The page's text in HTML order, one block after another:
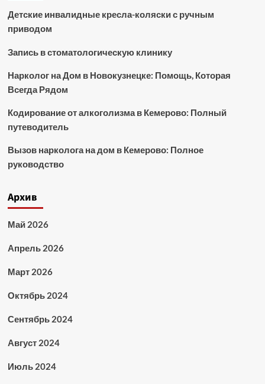
Детские инвалидные кресла-коляски с ручным
приводом
Запись в стоматологическую клинику
Нарколог на Дом в Новокузнецке: Помощь, Которая
Всегда Рядом
Кодирование от алкоголизма в Кемерово: Полный
путеводитель
Вызов нарколога на дом в Кемерово: Полное
руководство
Архив
Май 2026
Апрель 2026
Март 2026
Октябрь 2024
Сентябрь 2024
Август 2024
Июль 2024